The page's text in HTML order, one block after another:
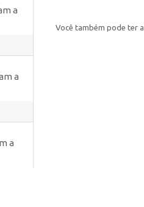
a
a
a
Você também pode ter